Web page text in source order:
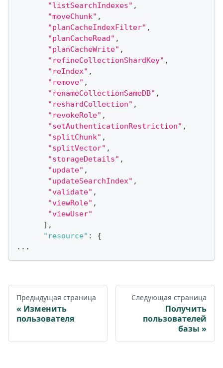
"listSearchIndexes" ,
"moveChunk" ,
"planCacheIndexFilter" ,
"planCacheRead" ,
"planCacheWrite" ,
"refineCollectionShardKey" ,
"reIndex" ,
"remove" ,
"renameCollectionSameDB" ,
"reshardCollection" ,
"revokeRole" ,
"setAuthenticationRestriction" ,
"splitChunk" ,
"splitVector" ,
"storageDetails" ,
"update" ,
"updateSearchIndex" ,
"validate" ,
"viewRole" ,
"viewUser"
] ,
"resource" :
{
...
Предыдущая страница
Изменить
пользователя
Следующая страница
Получить
пользователей
базы